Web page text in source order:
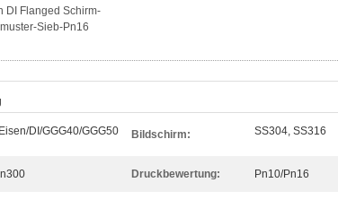
DI Flanged Schirm-
Sieb-Pn16
DI/GGG40/GGG50 Bildschirm: SS304, SS316
Druckbewertung: Pn10/Pn16